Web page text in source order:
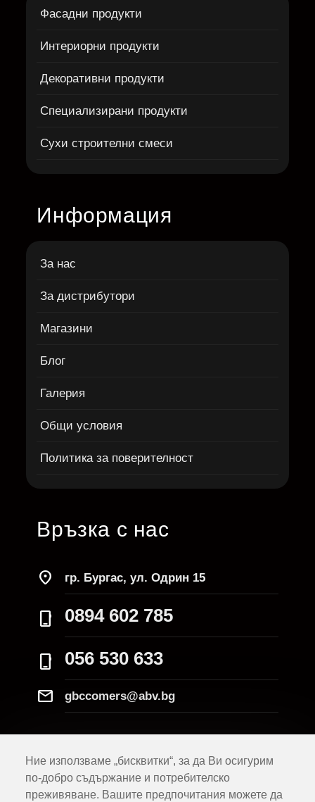
Фасадни продукти
Интериорни продукти
Декоративни продукти
Специализирани продукти
Сухи строителни смеси
Информация
За нас
За дистрибутори
Магазини
Блог
Галерия
Общи условия
Политика за поверителност
Връзка с нас
location_on гр. Бургас, ул. Одрин 15
phone_iphone 0894 602 785
phone_iphone 056 530 633
Mail gbccomers@abv.bg
Ние използваме „бисквитки“, за да Ви осигурим
по-добро съдържание и потребителско
преживяване. Вашите предпочитания можете да